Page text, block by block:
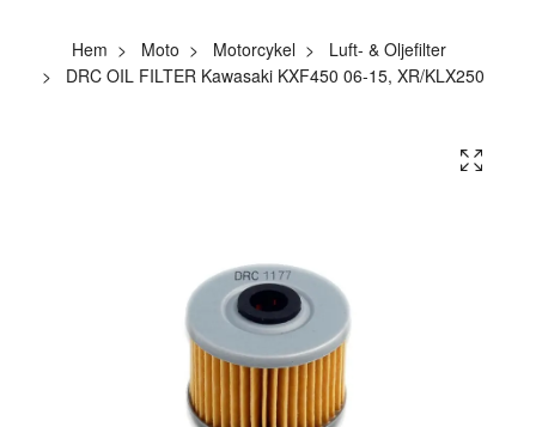
Hem Moto Motorcykel
Luft- & Oljefilter
DRC OIL FILTER Kawasaki KXF450 06-15, XR/KLX250